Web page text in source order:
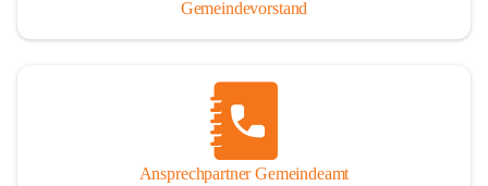
Gemeindevorstand
Ansprechpartner Gemeindeamt